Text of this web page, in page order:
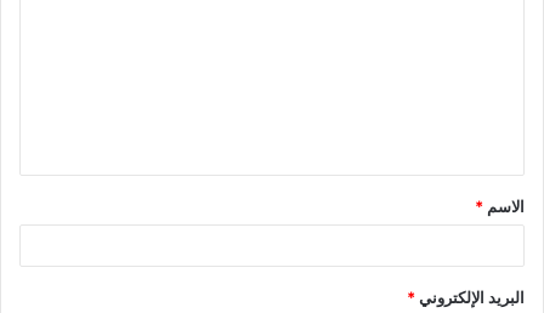
ق
*
الاسم *
البريد الإلكتروني*